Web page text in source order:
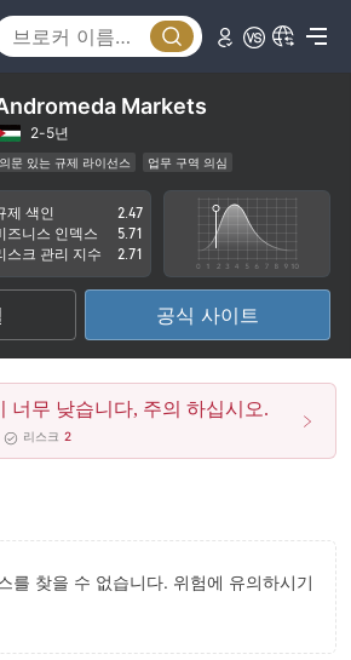
Markets
2-5년
의문 있는 규제 라이선스
업무 구역 의심
잠재적 위험성이 높음
제 색인
2.47
즈니스 인덱스
5.71
스크 관리 지수
2.71
공식 사이트
너무 낮습니다, 주의 하십시오.
리스크 2
를 찾을 수 없습니다. 위험에 유의하시기